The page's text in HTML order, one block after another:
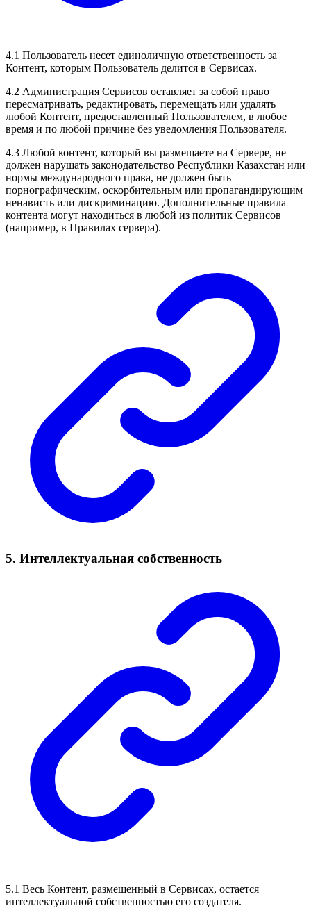
4.1 Пользователь несет единоличную ответственность за
Контент, которым Пользователь делится в Сервисах.
4.2 Администрация Сервисов оставляет за собой право
пересматривать, редактировать, перемещать или удалять
любой Контент, предоставленный Пользователем, в любое
время и по любой причине без уведомления Пользователя.
4.3 Любой контент, который вы размещаете на Сервере, не
должен нарушать законодательство Республики Казахстан или
нормы международного права, не должен быть
порнографическим, оскорбительным или пропагандирующим
ненависть или дискриминацию. Дополнительные правила
контента могут находиться в любой из политик Сервисов
(например, в Правилах сервера).
5. Интеллектуальная собственность
5.1 Весь Контент, размещенный в Сервисах, остается
интеллектуальной собственностью его создателя.